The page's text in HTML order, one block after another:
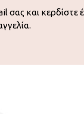
σας και κερδίστε